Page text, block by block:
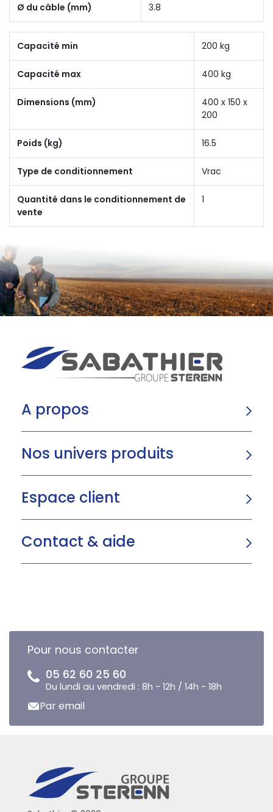
Ø du câble (mm) 3.8
Capacité min 200 kg
Capacité max 400 kg
Dimensions (mm)
400 x 150 x
200
Poids (kg) 16.5
Type de conditionnement Vrac
Quantité dans le conditionnement de
vente
1
A propos
Nos univers produits
Espace client
Contact & aide
Pour nous contacter
05 62 60 25 60
Du lundi au vendredi : 8h - 12h / 14h - 18h
Par email